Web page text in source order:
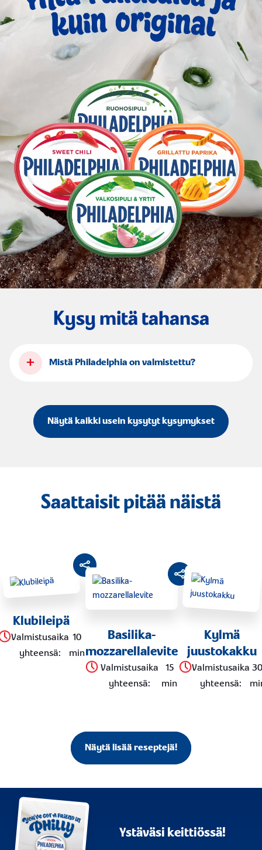
Kysy mitä tahansa
+ Mistä Philadelphia on valmistettu?
Näytä kaikki usein kysytyt kysymykset
Saattaisit pitää näistä
Klubileipä
Valmistusaika
yhteensä:
10
min
Basilika-
mozzarellalevite
Valmistusaika
yhteensä:
15
min
Kylmä
juustokakku
Valmistusaika
yhteensä:
30
Näytä lisää reseptejä!
Ystäväsi keittiössä!